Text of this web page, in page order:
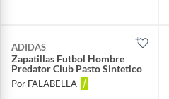
ADIDAS
Zapatillas Futbol Hombre
Predator Club Pasto Sintetico
Por FALABELLA